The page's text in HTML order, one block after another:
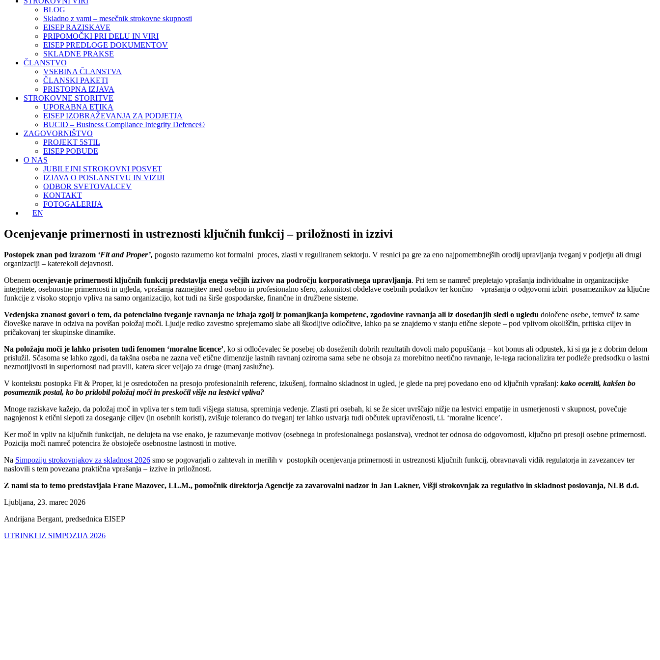
BLOG
Skladno z vami – mesečnik strokovne skupnosti
EISEP RAZISKAVE
PRIPOMOČKI PRI DELU IN VIRI
EISEP PREDLOGE DOKUMENTOV
SKLADNE PRAKSE
ČLANSTVO
VSEBINA ČLANSTVA
ČLANSKI PAKETI
PRISTOPNA IZJAVA
STROKOVNE STORITVE
UPORABNA ETIKA
EISEP IZOBRAŽEVANJA ZA PODJETJA
BUCID – Business Compliance Integrity Defence©
ZAGOVORNIŠTVO
PROJEKT 5STIL
EISEP POBUDE
O NAS
JUBILEJNI STROKOVNI POSVET
IZJAVA O POSLANSTVU IN VIZIJI
ODBOR SVETOVALCEV
KONTAKT
FOTOGALERIJA
EN
Ocenjevanje primernosti in ustreznosti ključnih funkcij – priložnosti in izzivi
Postopek znan pod izrazom ‘Fit and Proper’, pogosto razumemo kot formalni proces, zlasti v reguliranem sektorju. V resnici pa gre za eno najpomembnejših orodij upravljanja tveganj v podjetju ali drugi
organizaciji – katerekoli dejavnosti.
Obenem ocenjevanje primernosti ključnih funkcij predstavlja enega večjih izzivov na področju korporativnega upravljanja. Pri tem se namreč prepletajo vprašanja individualne in organizacijske
integritete, osebnostne primernosti in ugleda, vprašanja razmejitev med osebno in profesionalno sfero, zakonitost obdelave osebnih podatkov ter končno – vprašanja o odgovorni izbiri posameznikov za ključne
funkcije z visoko stopnjo vpliva na samo organizacijo, kot tudi na širše gospodarske, finančne in družbene sisteme.
Vedenjska znanost govori o tem, da potencialno tveganje ravnanja ne izhaja zgolj iz pomanjkanja kompetenc, zgodovine ravnanja ali iz dosedanjih sledi o ugledu določene osebe, temveč iz same
človeške narave in odziva na povišan položaj moči. Ljudje redko zavestno sprejemamo slabe ali škodljive odločitve, lahko pa se znajdemo v stanju etične slepote – pod vplivom okoliščin, pritiska ciljev in
pričakovanj ter skupinske dinamike.
Na položaju moči je lahko prisoten tudi fenomen ‘moralne licence’, ko si odločevalec še posebej ob doseženih dobrih rezultatih dovoli malo popuščanja – kot bonus ali odpustek, ki si ga je z dobrim delom
prislužil. Sčasoma se lahko zgodi, da takšna oseba ne zazna več etične dimenzije lastnih ravnanj oziroma sama sebe ne obsoja za morebitno neetično ravnanje, le-tega racionalizira ter podleže predsodku o lastni
nezmotljivosti in superiornosti nad pravili, katera sicer veljajo za druge (manj zaslužne).
V kontekstu postopka Fit & Proper, ki je osredotočen na presojo profesionalnih referenc, izkušenj, formalno skladnost in ugled, je glede na prej povedano eno od ključnih vprašanj: kako oceniti, kakšen bo
posameznik postal, ko bo pridobil položaj moči in preskočil višje na lestvici vpliva?
Mnoge raziskave kažejo, da položaj moč in vpliva ter s tem tudi višjega statusa, spreminja vedenje. Zlasti pri osebah, ki se že sicer uvrščajo nižje na lestvici empatije in usmerjenosti v skupnost, povečuje
nagnjenost k etični slepoti za doseganje ciljev (in osebnih koristi), zvišuje toleranco do tveganj ter lahko ustvarja tudi občutek upravičenosti, t.i. ‘moralne licence’.
Ker moč in vpliv na ključnih funkcijah, ne delujeta na vse enako, je razumevanje motivov (osebnega in profesionalnega poslanstva), vrednot ter odnosa do odgovornosti, ključno pri presoji osebne primernosti.
Pozicija moči namreč potencira že obstoječe osebnostne lastnosti in motive.
Na Simpoziju strokovnjakov za skladnost 2026 smo se pogovarjali o zahtevah in merilih v postopkih ocenjevanja primernosti in ustreznosti ključnih funkcij, obravnavali vidik regulatorja in zavezancev ter
naslovili s tem povezana praktična vprašanja – izzive in priložnosti.
Z nami sta to temo predstavljala Frane Mazovec, LL.M., pomočnik direktorja Agencije za zavarovalni nadzor in Jan Lakner, Višji strokovnjak za regulativo in skladnost poslovanja, NLB d.d.
Ljubljana, 23. marec 2026
Andrijana Bergant, predsednica EISEP
UTRINKI IZ SIMPOZIJA 2026